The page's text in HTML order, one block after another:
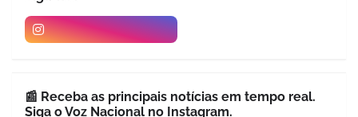
📰 Receba as principais notícias em tempo real.
Siga o Voz Nacional no Instagram.